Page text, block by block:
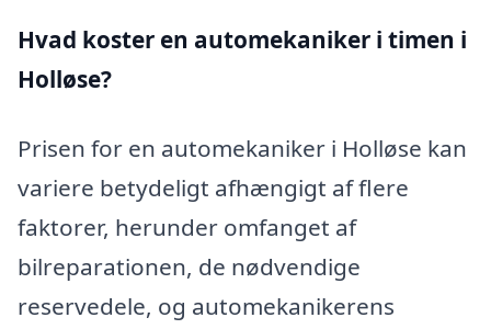
Hvad koster en automekaniker i timen i
Holløse?
Prisen for en automekaniker i Holløse kan
variere betydeligt afhængigt af flere
faktorer, herunder omfanget af
bilreparationen, de nødvendige
reservedele, og automekanikerens